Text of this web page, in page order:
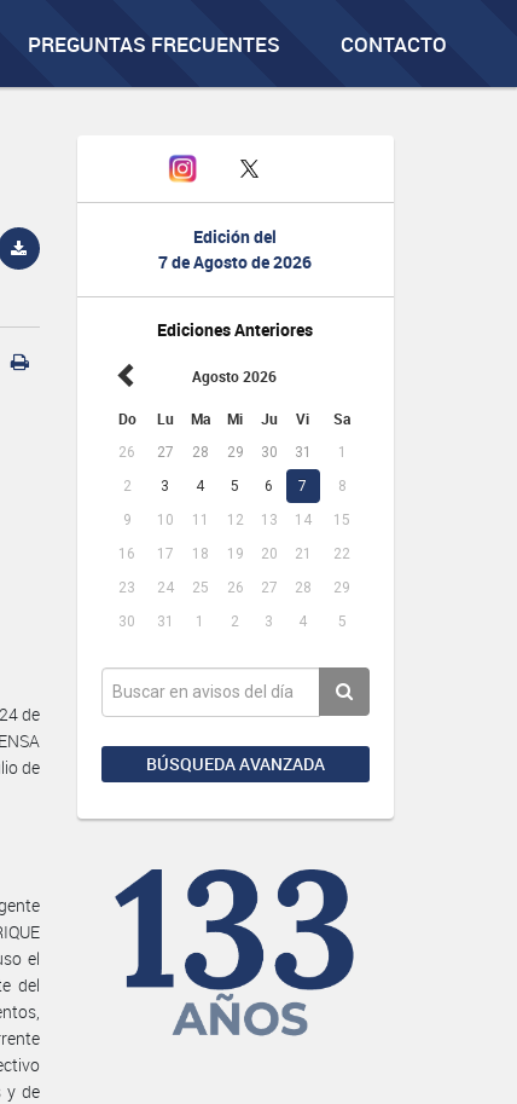
PREGUNTAS FRECUENTES CONTACTO
Edición del
7 de Agosto de 2026
Ediciones Anteriores
Agosto 2026
Do Lu Ma Mi Ju Vi Sa
26 27 28 29 30 31
1
2
3 4 5 6 7
8
9
10 11 12 13 14
15
16
17 18 19 20 21
22
23
24 25 26 27 28
29
30
31 1 2 3 4 5
BÚSQUEDA AVANZADA
de
de
el
del
y de